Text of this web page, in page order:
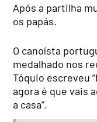
Após a partilha
os papás.
O canoísta
medalhado nos
Tóquio escreveu
agora é que vais
a casa”.